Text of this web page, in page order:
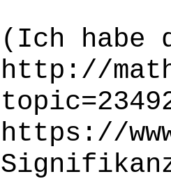
(Ich habe
http://
https://